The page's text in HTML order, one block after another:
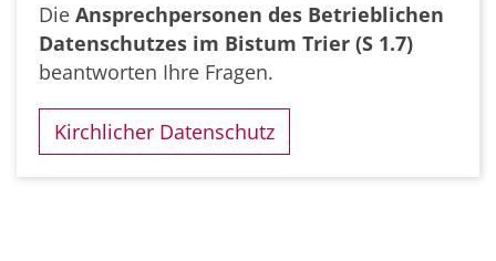
Die Ansprechpersonen des Betrieblichen
Datenschutzes im Bistum Trier (S 1.7)
beantworten Ihre Fragen.
Kirchlicher Datenschutz